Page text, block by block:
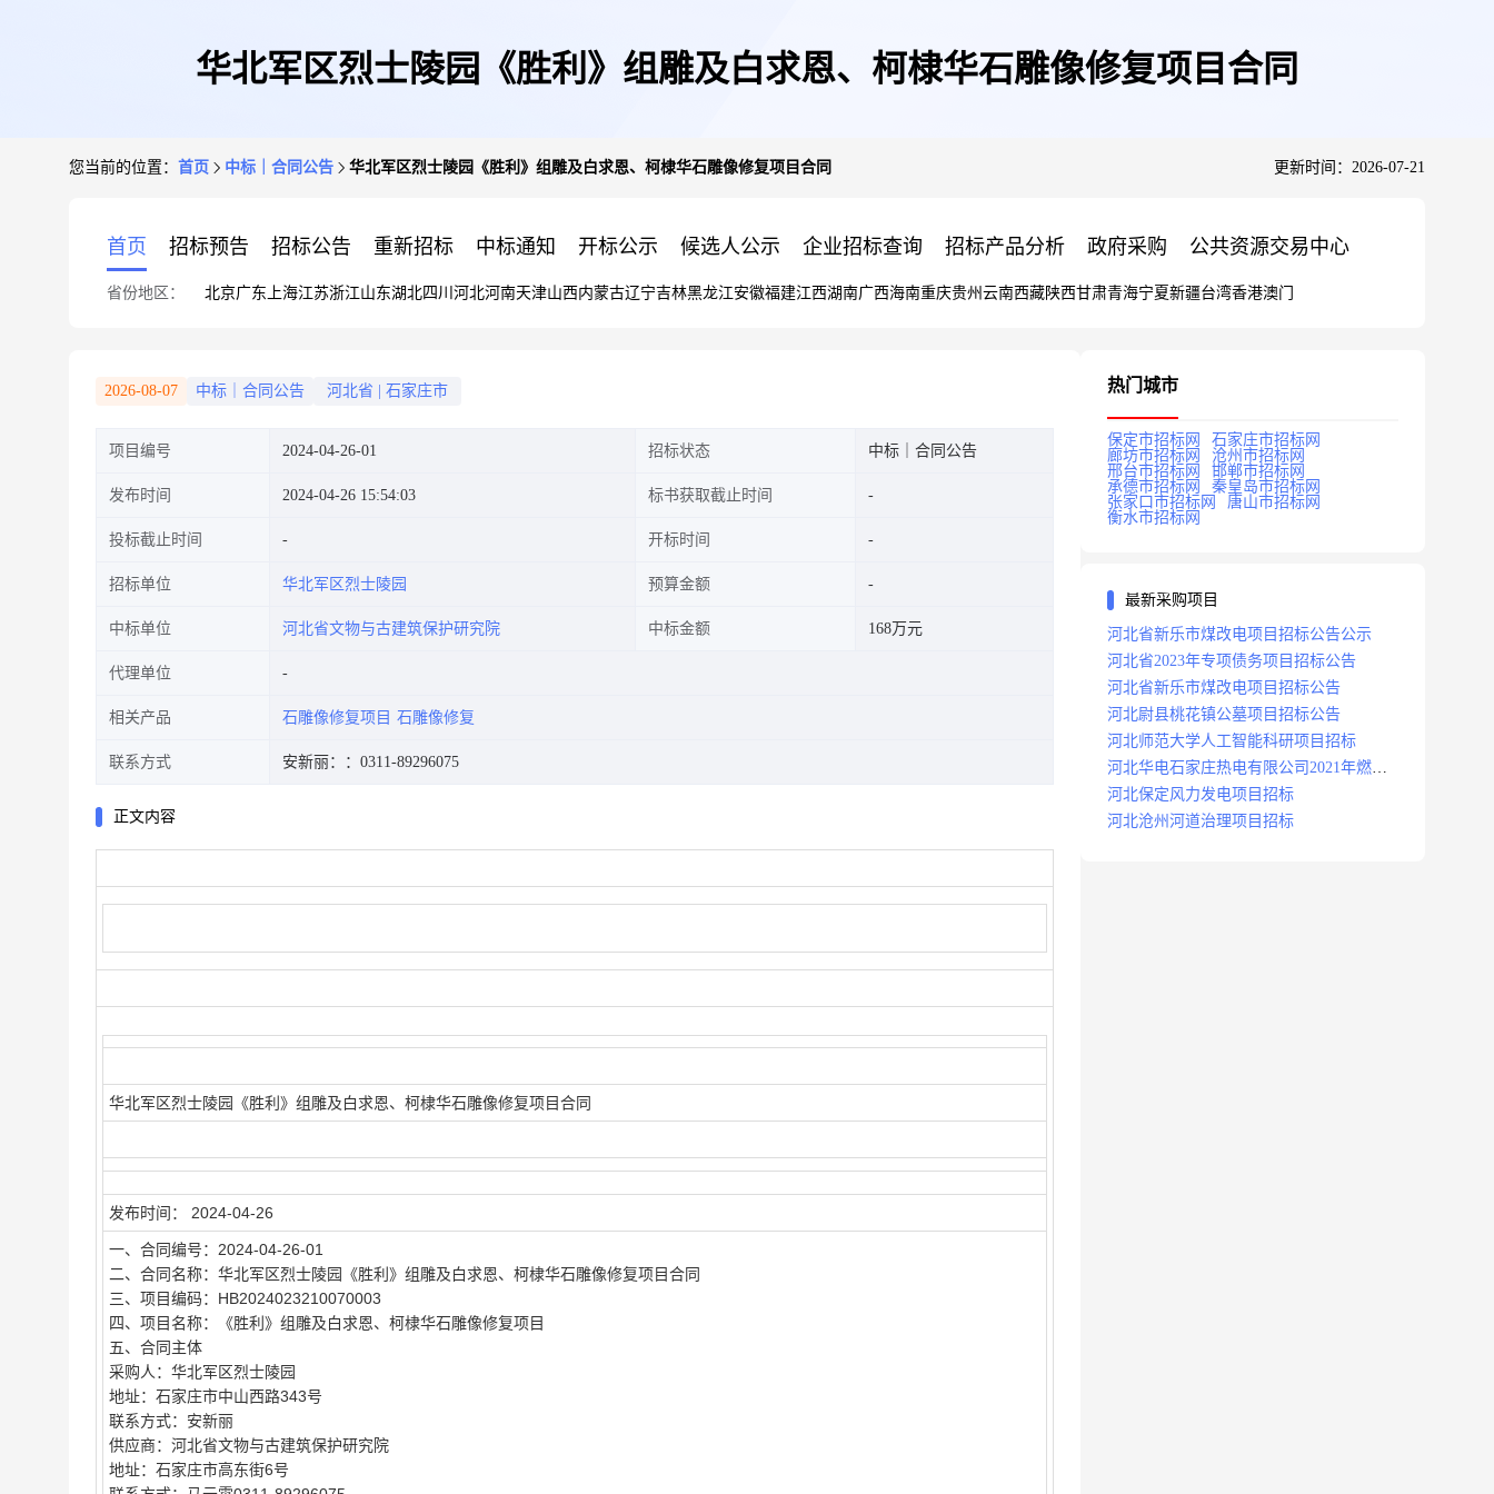
华北军区烈士陵园《胜利》组雕及白求恩、柯棣华石雕像修复项目合同
您当前的位置： 首页 中标｜合同公告 华北军区烈士陵园《胜利》组雕及白求恩、柯棣华石雕像修复项目合同 更新时间：2026-07-21
首页 招标预告 招标公告 重新招标 中标通知 开标公示 候选人公示 企业招标查询 招标产品分析 政府采购 公共资源交易中心
省份地区： 北京广东 上海江苏浙江山东湖北四川 河北河南天津山西内蒙古辽宁吉林黑龙江安徽福建江西湖南广西海南重庆贵州 云南西藏陕西甘肃青海宁夏新疆台湾香港澳门
2026-08-07 中标｜合同公告 河北省 石家庄市
项目编号 2024-04-26-01 招标状态 中标｜合同公告
发布时间 2024-04-26 15:54:03 标书获取截止时间
投标截止时间 开标时间
招标单位 华北军区烈士陵园 预算金额
中标单位 河北省文物与古建筑保护研究院 中标金额 168万元
代理单位
相关产品 石雕像修复项目 石雕像修复
联系方式 安新丽： ：0311-89296075
正文内容
华北军区烈士陵园《胜利》组雕及白求恩、柯棣华石雕像修复项目合同
发布时间： 2024-04-26
一、合同编号： 2024-04-26-01
二、合同名称： 华北军区烈士陵园《胜利》组雕及白求恩、柯棣华石雕像修复项目合同
三、项目编码： HB2024023210070003
四、项目名称：
《胜利》组雕及白求恩、柯棣华石雕像修复项目
五、合同主体
采购人： 华北军区烈士陵园
地址： 石家庄市中山西路343号
联系方式： 安新丽
供应商： 河北省文物与古建筑保护研究院
地址： 石家庄市高东街6号
热门城市
保定市招标网
石家庄市招标网
廊坊市招标网
沧州市招标网
邢台市招标网
邯郸市招标网
承德市招标网
秦皇岛市招标网
张家口市招标网
唐山市招标网
衡水市招标网
最新采购项目
河北省新乐市煤改电项目招标公告公示
河北省2023年专项债务项目招标公告
河北省新乐市煤改电项目招标公告
河北尉县桃花镇公墓项目招标公告
河北师范大学人工智能科研项目招标
河北华电石家庄热电有限公司2021年燃料
分场辅助运行项目招标公告
河北保定风力发电项目招标
河北沧州河道治理项目招标